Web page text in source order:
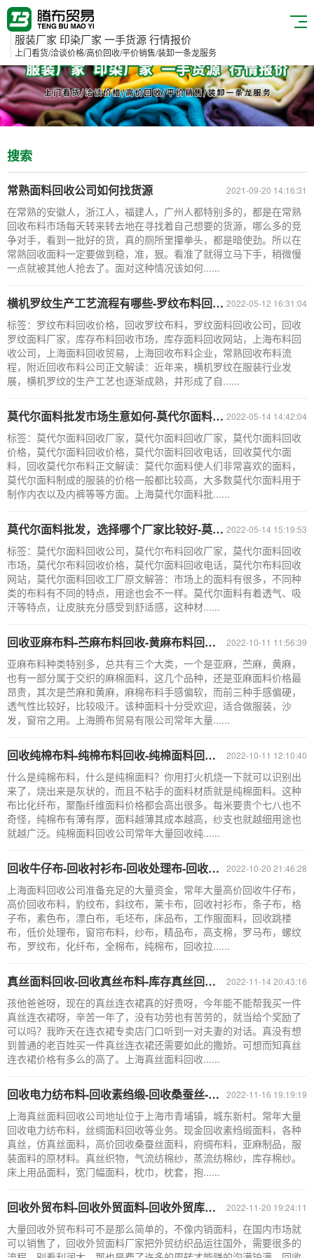
服装厂家 印染厂家 一手货源 行情报价
上门看货/洽谈价格/高价回收/平价销售/装卸一条龙服务
搜索
2021-09-20 14:16:31
常熟面料回收公司如何找货源
在常熟的安徽人，浙江人，福建人，广州人都特别多的，都是在常熟
回收布料市场每天转来转去地在寻找着自己想要的货源，哪么多的竞
争对手，看到一批好的货，真的厕所里攥拳头，都是暗使劲。所以在
常熟回收面料一定要做到稳，准，狠。看准了就得立马下手，稍微慢
一点就被其他人抢去了。面对这种情况该如何......
2022-05-12 16:31:04
横机罗纹生产工艺流程有哪些-罗纹布料回收-罗纹面料回收公司
标签：罗纹布料回收价格，回收罗纹布料，罗纹面料回收公司，回收
罗纹面料厂家，库存布料回收市场，库存面料回收网站，上海布料回
收公司，上海面料回收贸易，上海回收布料企业，常熟回收布料流
程，附近回收布料公司正文解读：近年来，横机罗纹在服装行业发
展，横机罗纹的生产工艺也逐渐成熟，并形成了自......
2022-05-14 14:42:04
莫代尔面料批发市场生意如何-莫代尔面料回收公司
标签：莫代尔面料回收厂家，莫代尔面料回收厂家，莫代尔面料回收
价格，莫代尔面料回收价格，莫代尔面料回收电话，回收莫代尔面
料，回收莫代尔布料正文解读：莫代尔面料使人们非常喜欢的面料，
莫代尔面料制成的服装的价格一般都比较高，大多数莫代尔面料用于
制作内衣以及内裤等等方面。上海莫代尔面料批......
2022-05-14 15:19:53
莫代尔面料批发，选择哪个厂家比较好-莫代尔面料回收公司
标签：莫代尔面料回收公司，莫代尔布料回收厂家，莫代尔面料回收
市场，莫代尔布料回收价格，莫代尔面料回收电话，莫代尔布料回收
网站，莫代尔面料回收工厂原文解答：市场上的面料有很多，不同种
类的布料有不同的特点，用途也会不一样。莫代尔面料有着透气、吸
汗等特点，让皮肤充分感受到舒适感，这种材......
2022-10-11 11:56:39
回收亚麻布料-苎麻布料回收-黄麻布料回收-亚麻面料回收公司
亚麻布料种类特别多，总共有三个大类，一个是亚麻，苎麻，黄麻，
也有一部分属于交织的麻棉面料，这几个品种，还是亚麻面料价格最
昂贵，其次是苎麻和黄麻，麻棉布料手感偏软，而前三种手感偏硬，
透气性比较好，比较吸汗。该种面料十分受欢迎，适合做服装，沙
发，窗帘之用。上海腾布贸易有限公司常年大量......
2022-10-11 12:10:40
回收纯棉布料-纯棉布料回收-纯棉面料回收-纯棉面料回收公司
什么是纯棉布料，什么是纯棉面料？你用打火机烧一下就可以识别出
来了，烧出来是灰状的，而且不粘手的面料材质就是纯棉面料。这种
布比化纤布，聚酯纤维面料价格都会高出很多。每米要贵个七八也不
奇怪，纯棉布有薄有厚，面料越薄其成本越高，纱支也就越细用途也
就越广泛。纯棉面料回收公司常年大量回收纯......
2022-10-20 21:46:28
回收牛仔布-回收衬衫布-回收处理布-回收跳楼布-面料回收公司
上海面料回收公司准备充足的大量资金，常年大量高价回收牛仔布，
高价回收布料，豹纹布，斜纹布，莱卡布，回收衬衫布，条子布，格
子布，素色布，漂白布，毛坯布，床品布，工作服面料，回收跳楼
布，低价处理布，窗帘布料，纱布，精品布，高支棉，罗马布，螺纹
布，罗纹布，化纤布，全棉布，纯棉布，回收拉......
2022-11-14 20:43:16
真丝面料回收-回收真丝布料-库存真丝回收-上海真丝面料回收公司
孩他爸爸呀，现在的真丝连衣裙真的好贵呀，今年能不能帮我买一件
真丝连衣裙呀，辛苦一年了，没有功劳也有苦劳的，就当给个奖励了
可以吗？我昨天在连衣裙专卖店门口听到一对夫妻的对话。真没有想
到普通的老百姓买一件真丝连衣裙还需要如此的撒娇。可想而知真丝
连衣裙价格有多么的高了。上海真丝面料回收......
2022-11-16 19:19:19
回收电力纺布料-回收素绉缎-回收桑蚕丝-上海真丝面料回收公司
上海真丝面料回收公司地址位于上海市青埔镇，城东新村。常年大量
回收电力纺布料，丝绸面料回收等业务。现金回收素绉缎面料，各种
真丝，仿真丝面料，高价回收桑蚕丝面料，府绸布料，亚麻制品，服
装面料的原材料。真丝织物，气流纺棉纱，蒸流纺棉纱，库存棉纱。
床上用品面料，宽门幅面料，枕巾，枕套，抱......
2022-11-20 19:24:11
回收外贸布料-回收外贸面料-回收外贸库存-外贸面料回收公司
大量回收外贸布料可不是那么简单的，不像内销面料，在国内市场就
可以销售了，回收外贸面料厂家把外贸纺织品运往国外，需要很多的